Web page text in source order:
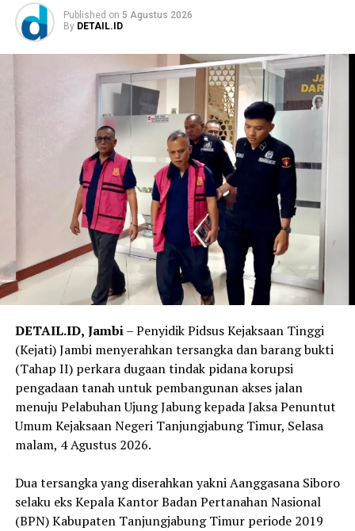
Published on 5 Agustus 2026
By DETAIL.ID
DETAIL.ID, Jambi– Penyidik Pidsus Kejaksaan Tinggi
(Kejati) Jambi menyerahkan tersangka dan barang bukti
(Tahap II) perkara dugaan tindak pidana korupsi
pengadaan tanah untuk pembangunan akses jalan
menuju Pelabuhan Ujung Jabung kepada Jaksa Penuntut
Umum Kejaksaan Negeri Tanjungjabung Timur, Selasa
malam, 4 Agustus 2026.
‎Dua tersangka yang diserahkan yakni Aanggasana Siboro
selaku eks Kepala Kantor Badan Pertanahan Nasional
(BPN) Kabupaten Tanjungjabung Timur periode 2019